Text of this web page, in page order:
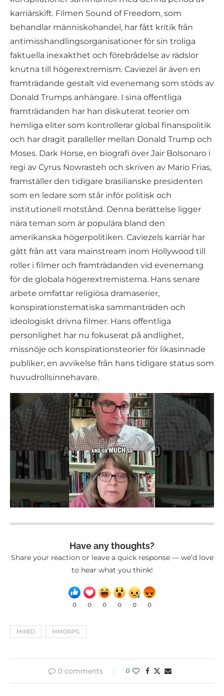
karriärskift. Filmen Sound of Freedom, som
behandlar människohandel, har fått kritik från
antimisshandlingsorganisationer för sin troliga
faktuella inexakthet och förebrådelse av rädslor
knutna till högerextremism. Caviezel är även en
framträdande gestalt vid evenemang som stöds av
Donald Trumps anhängare. I sina offentliga
framträdanden har han diskuterat teorier om
hemliga eliter som kontrollerar global finanspolitik
och har dragit paralleller mellan Donald Trump och
Moses. Dark Horse, en biografi över Jair Bolsonaro i
regi av Cyrus Nowrasteh och skriven av Mario Frias,
framställer den tidigare brasilianske presidenten
som en ledare som står inför politisk och
institutionell motstånd. Denna berättelse ligger
nära teman som är populära bland den
amerikanska högerpolitiken. Caviezels karriär har
gått från att vara mainstream inom Hollywood till
roller i filmer och framträdanden vid evenemang
för de globala högerextremisterna. Hans senare
arbete omfattar religiösa dramaserier,
konspirationstematiska sammanträden och
ideologiskt drivna filmer. Hans offentliga
personlighet har nu fokuserat på andlighet,
missnöje och konspirationsteorier för likasinnade
publiker, en avvikelse från hans tidigare status som
huvudrollsinnehavare.
Have any thoughts?
Share your reaction or leave a quick response — we’d love
to hear what you think!
0 0 0 0 0 0
MIXED MMORPG
0 comments 0